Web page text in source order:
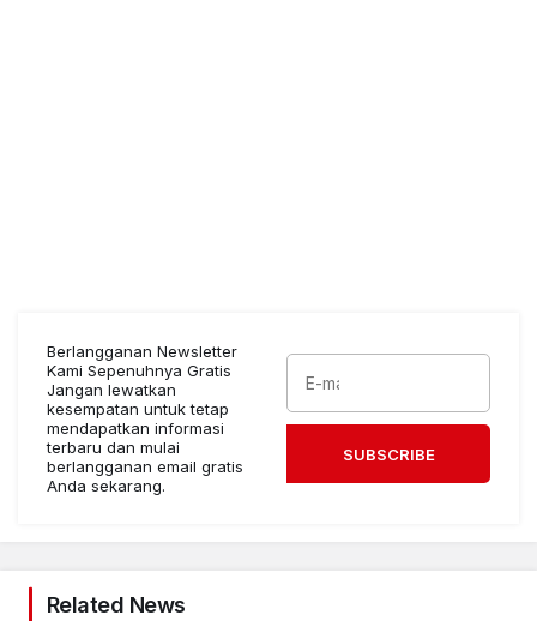
Berlangganan Newsletter
Kami Sepenuhnya Gratis
Jangan lewatkan
kesempatan untuk tetap
mendapatkan informasi
terbaru dan mulai
berlangganan email gratis
Anda sekarang.
SUBSCRIBE
Related News